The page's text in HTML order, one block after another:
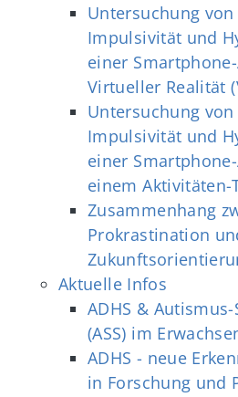
Untersuchung
Impulsivität und
einer
Virtueller Realität
Untersuchung
Impulsivität und
einer
einem Aktivitäten-
Zusammenhang
Prokrastination
Aktuelle Infos
ADHS &
(ASS) im
ADHS - neue
in Forschung und